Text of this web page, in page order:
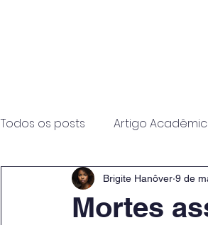
Todos os posts Artigo
Mortes
Brigite Hanôver 9 de